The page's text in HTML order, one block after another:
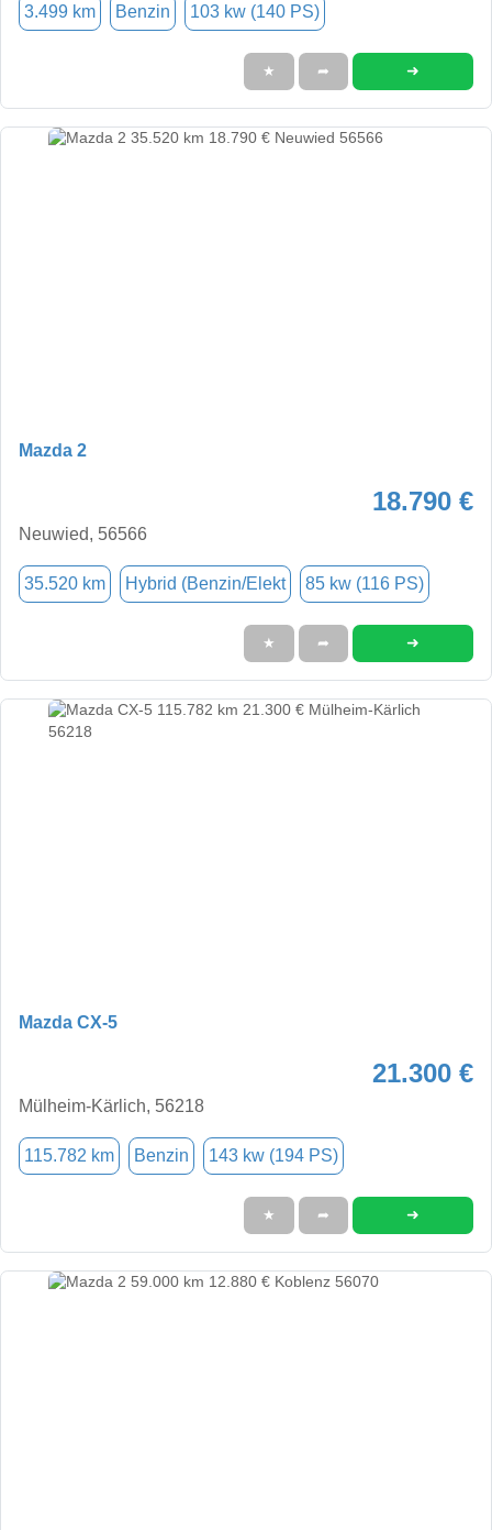
3.499 km Benzin 103 kw (140 PS)
★ ➦ ➜
Mazda 2
18.790 €
Neuwied, 56566
35.520 km Hybrid (Benzin/Elekt 85 kw (116 PS)
★ ➦ ➜
Mazda CX-5
21.300 €
Mülheim-Kärlich, 56218
115.782 km Benzin 143 kw (194 PS)
★ ➦ ➜